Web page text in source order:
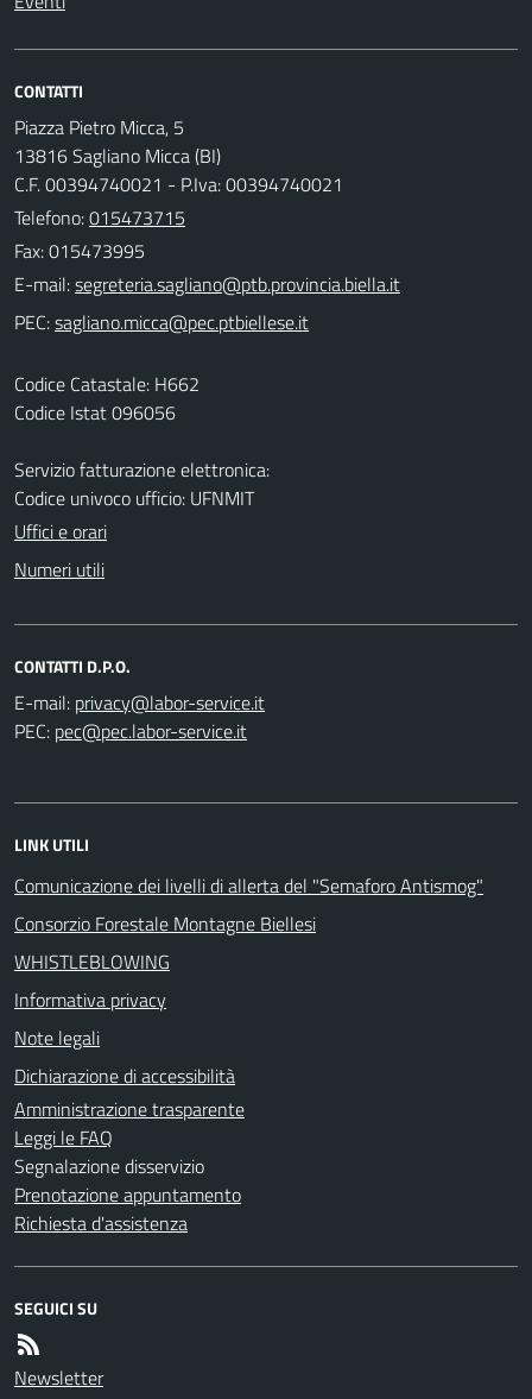
CONTATTI
Piazza Pietro Micca, 5
13816 Sagliano Micca (BI)
C.F. 00394740021 - P.Iva: 00394740021
Telefono:015473715
Fax: 015473995
E-mail:
PEC:
Codice Catastale: H662
Codice Istat 096056
Servizio fatturazione elettronica:
Codice univoco ufficio: UFNMIT
Uffici e orari
Numeri utili
CONTATTI D.P.O.
E-mail:
PEC:
LINK UTILI
Comunicazione dei livelli di allerta del "Semaforo Antismog"
Consorzio Forestale Montagne Biellesi
WHISTLEBLOWING
Informativa privacy
Note legali
Dichiarazione di accessibilità
Amministrazione trasparente
Leggi le FAQ
Segnalazione disservizio
Prenotazione appuntamento
Richiesta d'assistenza
SEGUICI SU
Newsletter